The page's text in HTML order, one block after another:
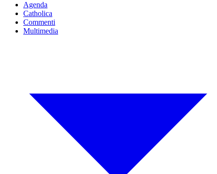
Agenda
Catholica
Commenti
Multimedia